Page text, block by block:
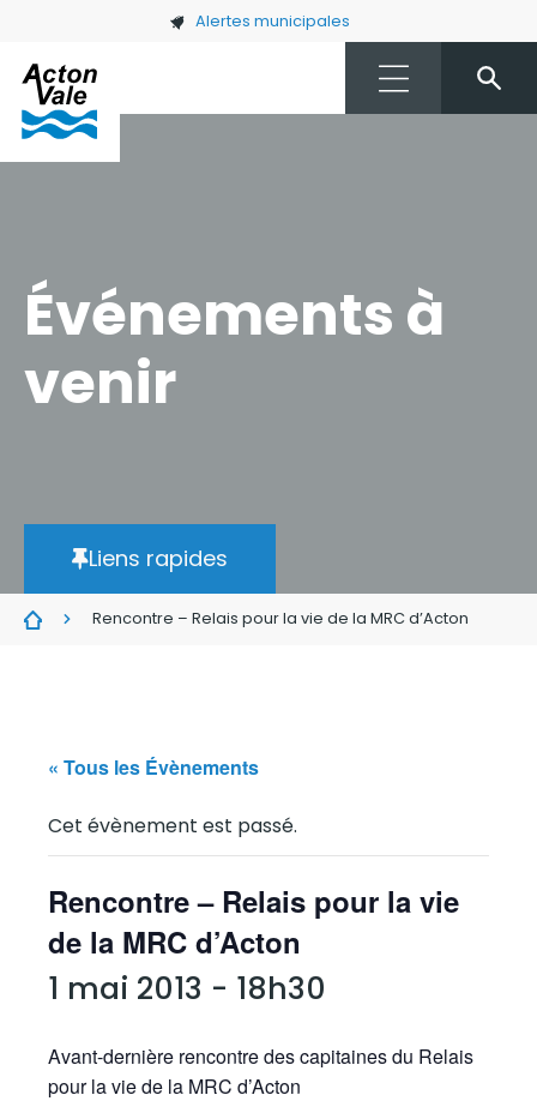
Skip to main content Alertes municipales
Événements à
venir
Liens rapides
Rencontre – Relais pour la vie de la MRC d’Acton
« Tous les Évènements
Cet évènement est passé.
Rencontre – Relais pour la vie
de la MRC d’Acton
1 mai 2013 - 18h30
Avant-dernière rencontre des capitaines du Relais
pour la vie de la MRC d’Acton